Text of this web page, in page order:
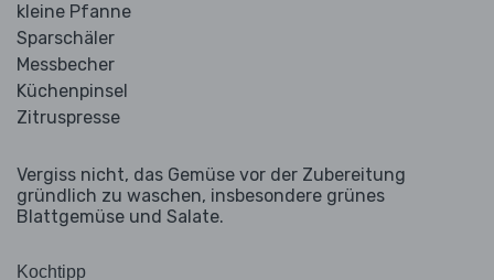
kleine Pfanne
Sparschäler
Messbecher
Küchenpinsel
Zitruspresse
Vergiss nicht, das Gemüse vor der Zubereitung
gründlich zu waschen, insbesondere grünes
Blattgemüse und Salate.
Kochtipp